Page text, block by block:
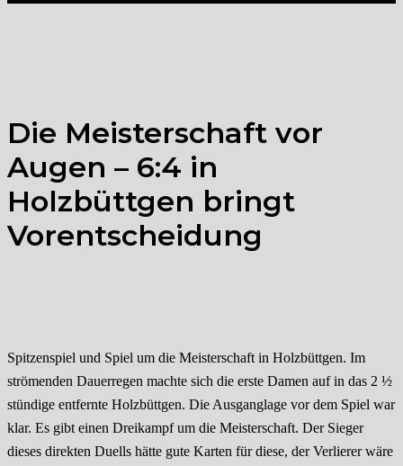
Die Meisterschaft vor
Augen – 6:4 in
Holzbüttgen bringt
Vorentscheidung
Spitzenspiel und Spiel um die Meisterschaft in Holzbüttgen. Im
strömenden Dauerregen machte sich die erste Damen auf in das 2 ½
stündige entfernte Holzbüttgen. Die Ausganglage vor dem Spiel war
klar. Es gibt einen Dreikampf um die Meisterschaft. Der Sieger
dieses direkten Duells hätte gute Karten für diese, der Verlierer wäre